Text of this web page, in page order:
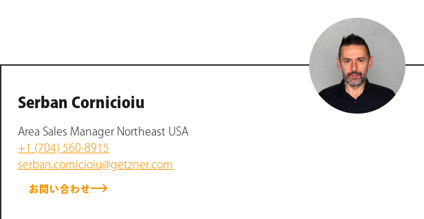
Serban Cornicioiu
Area Sales Manager Northeast USA
+1 (704) 560-8915
serban.cornicioiu@getzner.com
お問い合わせ